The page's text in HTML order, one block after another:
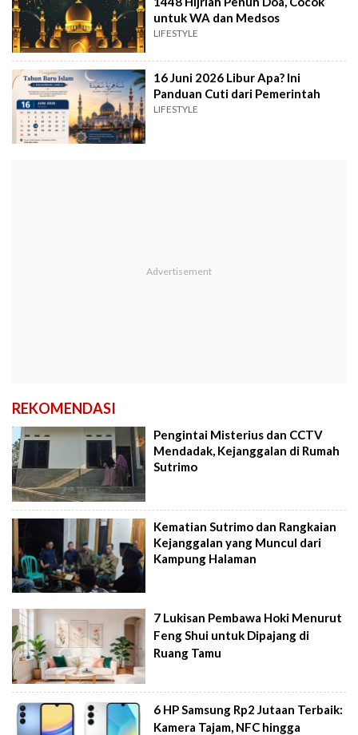
untuk WA dan Medsos
LIFESTYLE
16 Juni 2026 Libur Apa? Ini
Panduan Cuti dari Pemerintah
LIFESTYLE
REKOMENDASI
Pengintai Misterius dan CCTV
Mendadak, Kejanggalan di Rumah
Sutrimo
Kematian Sutrimo dan Rangkaian
Kejanggalan yang Muncul dari
Kampung Halaman
7 Lukisan Pembawa Hoki Menurut
Feng Shui untuk Dipajang di
Ruang Tamu
6 HP Samsung Rp2 Jutaan Terbaik:
Kamera Tajam, NFC hingga